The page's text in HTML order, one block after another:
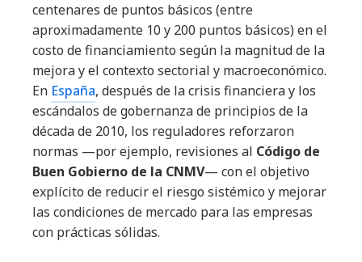
centenares de puntos básicos (entre
aproximadamente 10 y 200 puntos básicos) en el
costo de financiamiento según la magnitud de la
mejora y el contexto sectorial y macroeconómico.
En España, después de la crisis financiera y los
escándalos de gobernanza de principios de la
década de 2010, los reguladores reforzaron
normas —por ejemplo, revisiones al Código de
Buen Gobierno de la CNMV— con el objetivo
explícito de reducir el riesgo sistémico y mejorar
las condiciones de mercado para las empresas
con prácticas sólidas.